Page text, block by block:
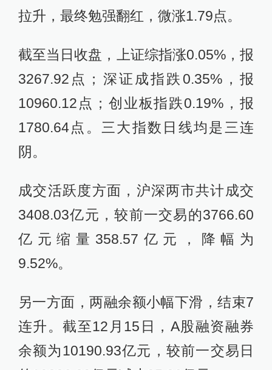
拉升，最终勉强翻红，微涨1.79点。
截至当日收盘，上证综指涨0.05%，报
3267.92点；深证成指跌0.35%，报
10960.12点；创业板指跌0.19%，报
1780.64点。三大指数日线均是三连
阴。
成交活跃度方面，沪深两市共计成交
3408.03亿元，较前一交易的3766.60
亿元缩量358.57亿元，降幅为
9.52%。
另一方面，两融余额小幅下滑，结束7
连升。截至12月15日，A股融资融券
余额为10190.93亿元，较前一交易日